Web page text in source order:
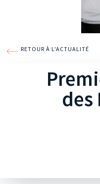
RETOUR À L'ACTUALITÉ
des